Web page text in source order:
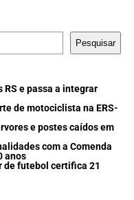
Pesquisar
RS e passa a integrar
de motociclista na ERS-
e postes caídos em
com a Comenda
anos
de futebol certifica 21